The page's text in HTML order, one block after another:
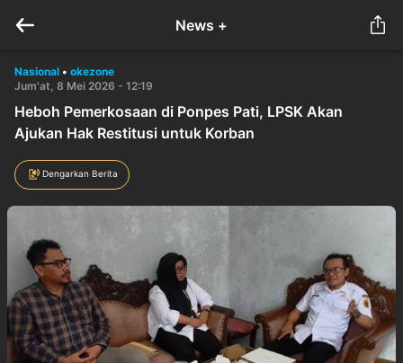
News +
Nasional • okezone
Jum'at, 8 Mei 2026 - 12:19
Heboh Pemerkosaan di Ponpes Pati, LPSK Akan
Ajukan Hak Restitusi untuk Korban
Dengarkan Berita